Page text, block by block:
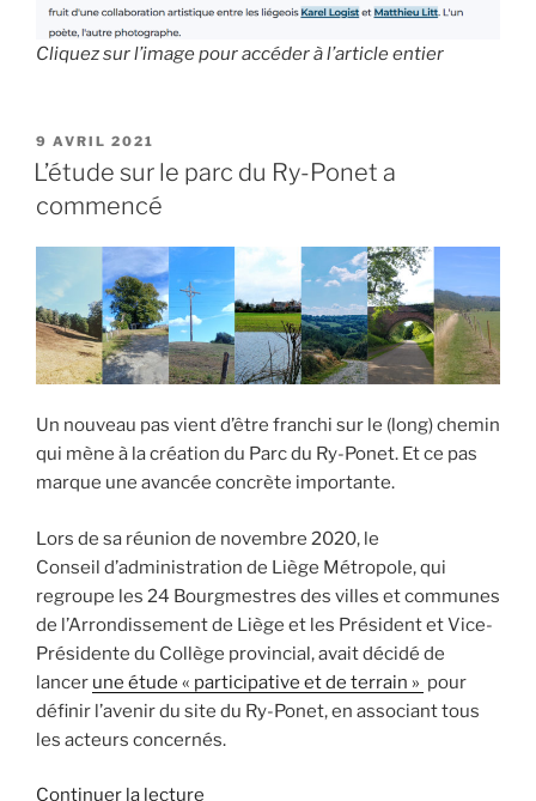
Cliquez sur l’image pour accéder à l’article entier
PUBLIÉ
LE
9 AVRIL 2021
L’étude sur le parc du Ry-Ponet a
commencé
Un nouveau pas vient d’être franchi sur le (long) chemin
qui mène à la création du Parc du Ry-Ponet. Et ce pas
marque une avancée concrète importante.
Lors de sa réunion de novembre 2020, le
Conseil d’administration de Liège Métropole, qui
regroupe les 24 Bourgmestres des villes et communes
de l’Arrondissement de Liège et les Président et Vice-
Présidente du Collège provincial, avait décidé de
lancer une étude « participative et de terrain » pour
définir l’avenir du site du Ry-Ponet, en associant tous
les acteurs concernés.
Continuer la lecture